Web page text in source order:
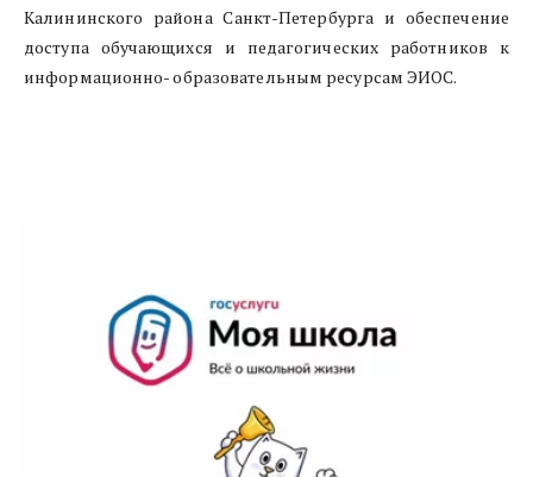
Калининского района Санкт-Петербурга и обеспечение
доступа обучающихся и педагогических работников к
информационно- образовательным ресурсам ЭИОС.